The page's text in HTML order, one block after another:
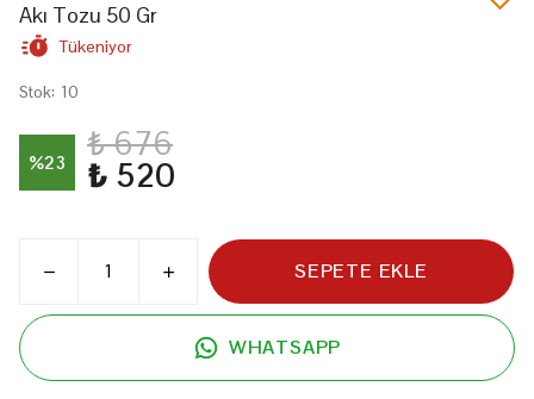
Akı Tozu 50 Gr
Tükeniyor
Stok: 10
%23 ₺ 676
₺ 520
SEPETE EKLE
WHATSAPP